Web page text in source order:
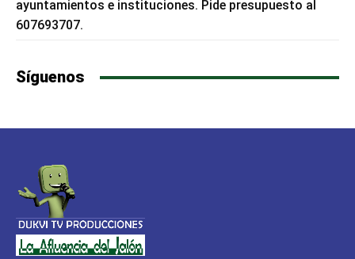
ayuntamientos e instituciones. Pide presupuesto al
607693707.
Síguenos